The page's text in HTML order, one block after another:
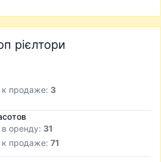
рієлтори
к продаже: 3
в оренду: 31
к продаже: 71